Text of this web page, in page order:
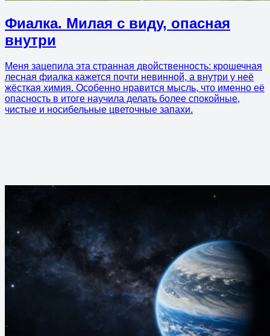
Фиалка. Милая с виду, опасная
внутри
Меня зацепила эта странная двойственность: крошечная
лесная фиалка кажется почти невинной, а внутри у неё
жёсткая химия. Особенно нравится мысль, что именно её
опасность в итоге научила делать более спокойные,
чистые и носибельные цветочные запахи.